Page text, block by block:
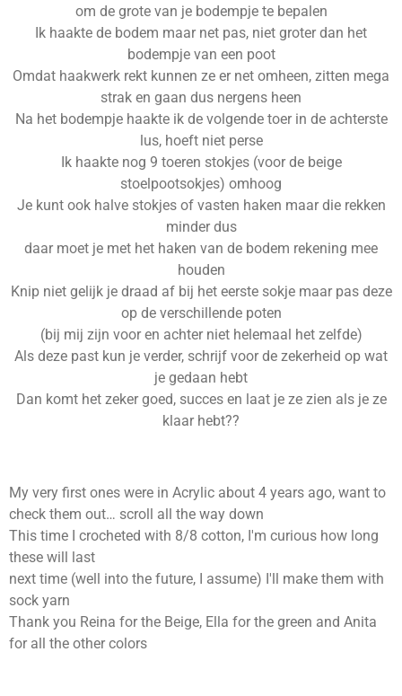
om de grote van je bodempje te bepalen
Ik haakte de bodem maar net pas, niet groter dan het
bodempje van een poot
Omdat haakwerk rekt kunnen ze er net omheen, zitten mega
strak en gaan dus nergens heen
Na het bodempje haakte ik de volgende toer in de achterste
lus, hoeft niet perse
Ik haakte nog 9 toeren stokjes (voor de beige
stoelpootsokjes) omhoog
Je kunt ook halve stokjes of vasten haken maar die rekken
minder dus
daar moet je met het haken van de bodem rekening mee
houden
Knip niet gelijk je draad af bij het eerste sokje maar pas deze
op de verschillende poten
(bij mij zijn voor en achter niet helemaal het zelfde)
Als deze past kun je verder, schrijf voor de zekerheid op wat
je gedaan hebt
Dan komt het zeker goed, succes en laat je ze zien als je ze
klaar hebt??
My very first ones were in Acrylic about 4 years ago, want to
check them out… scroll all the way down
This time I crocheted with 8/8 cotton, I'm curious how long
these will last
next time (well into the future, I assume) I'll make them with
sock yarn
Thank you Reina for the Beige, Ella for the green and Anita
for all the other colors